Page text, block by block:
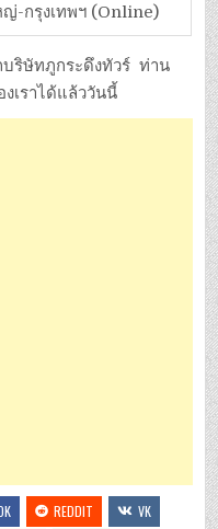
ญ่-กรุงเทพฯ (Online)
บริษัทภูกระดึงทัวร์ ท่าน
เราได้แล้ววันนี้
REDDIT
VK